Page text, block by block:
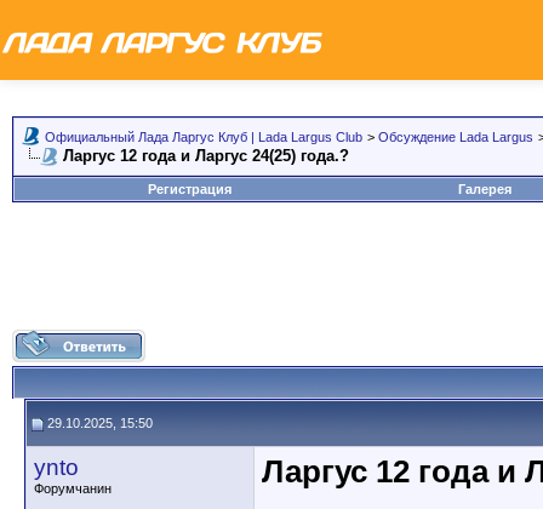
Официальный Лада Ларгус Клуб | Lada Largus Club > Обсуждение Lada Largus
Ларгус 12 года и Ларгус 24(25) года.?
Регистрация Галерея
29.10.2025, 15:50
ynto
Форумчанин
Ларгус 12 года и